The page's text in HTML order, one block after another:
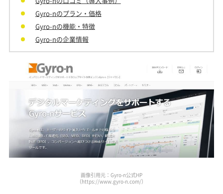
Gyro-nのプラン・価格
Gyro-nの機能・特徴
Gyro-nの企業情報
画像引用元：Gyro-n公式HP
（https://www.gyro-n.com/）